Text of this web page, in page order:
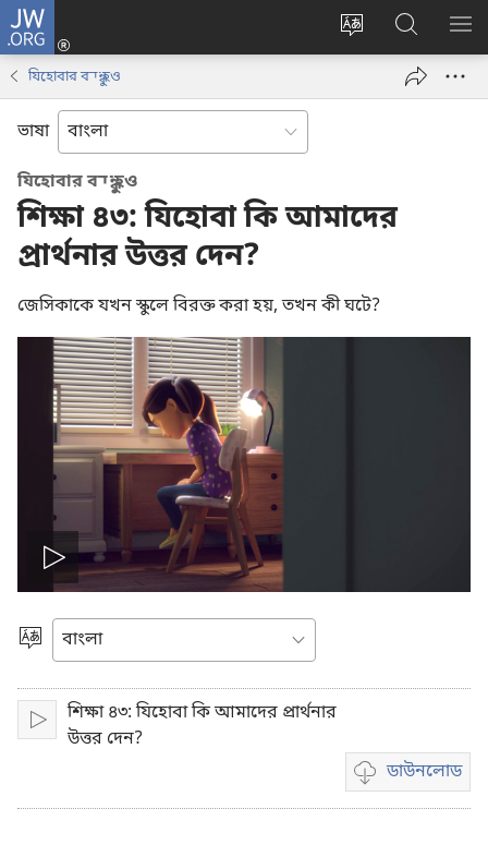
JW.ORG
ওয়েবসাইটের
পরিবর্তন
লগ
ইন
JW.ORG
ওয়েবসাইট
অনুসন্ধান
মেনু
যিহোবার বন্ধু হও
ভাষা
যিহোবার বন্ধু হও
শিক্ষা ৪৩: যিহোবা কি আমাদের
প্রার্থনার উত্তর দেন?
জেসিকাকে যখন স্কুলে বিরক্ত করা হয়, তখন কী ঘটে?
ভিডিও
চালান
ভাষা
বাছাই
করুন
চালান
শিক্ষা ৪৩: যিহোবা কি আমাদের প্রার্থনার
উত্তর দেন?
ডাউনলোড
ভিডিও
রেকর্ডিং